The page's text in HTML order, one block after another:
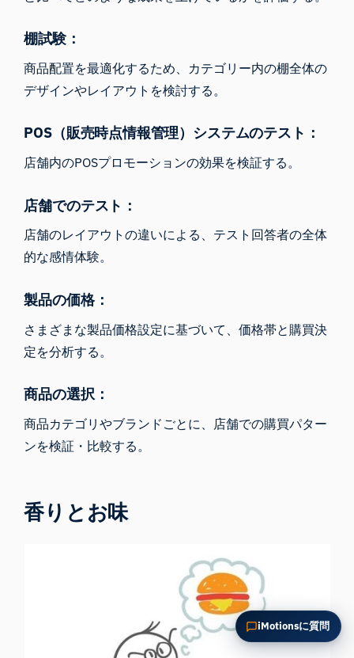
棚試験：
商品配置を最適化するため、カテゴリー内の棚全体の
デザインやレイアウトを検討する。
POS（販売時点情報管理）システムのテスト：
店舗内のPOSプロモーションの効果を検証する。
店舗でのテスト：
店舗のレイアウトの違いによる、テスト回答者の全体
的な感情体験。
製品の価格：
さまざまな製品価格設定に基づいて、価格帯と購買決
定を分析する。
商品の選択：
商品カテゴリやブランドごとに、店舗での購買パター
ンを検証・比較する。
香りとお味
iMotionsに質問
iMotionsリサーチアシスタント
ついて質問するか、研究したい内容を説明して
ください。
質問内容に基づいて、役立つ次の質問を提案しま
この記事について質問